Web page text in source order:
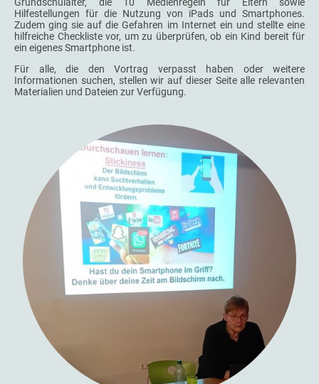
Hilfestellungen für die Nutzung von iPads und Smartphones.
Zudem ging sie auf die Gefahren im Internet ein und stellte eine
hilfreiche Checkliste vor, um zu überprüfen, ob ein Kind bereit für
ein eigenes Smartphone ist.
Für alle, die den Vortrag verpasst haben oder weitere
Informationen suchen, stellen wir auf dieser Seite alle relevanten
Materialien und Dateien zur Verfügung.